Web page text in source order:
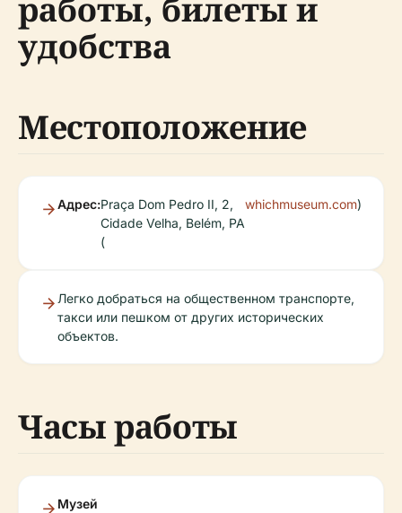
работы, билеты и
удобства
Местоположение
Адрес:Praça Dom Pedro II, 2,
Cidade Velha, Belém, PA
(
whichmuseum.com)
Легко добраться на общественном транспорте,
такси или пешком от других исторических
объектов.
Часы работы
Музей